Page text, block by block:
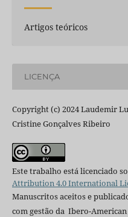
Artigos teóricos
LICENÇA
Copyright (c) 2024 Laudemir
Cristine Gonçalves Ribeiro
Este trabalho está licenciado
Attribution 4.0 International
Manuscritos aceitos e
com gestão da Ibero-